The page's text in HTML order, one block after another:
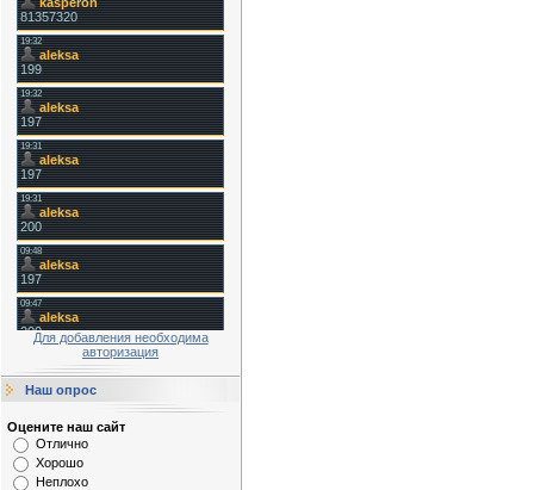
Для добавления необходима
авторизация
Наш опрос
Оцените наш сайт
Отлично
Хорошо
Неплохо